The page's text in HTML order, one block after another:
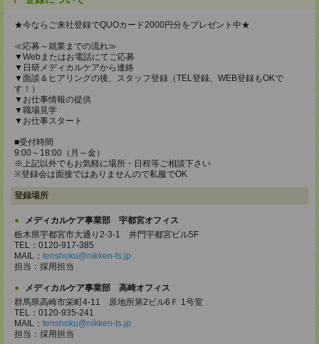
★今ならご来社登録でQUOカード2000円分をプレゼント中★
≪応募～就業までの流れ≫
▼Webまたはお電話にてご応募
▼日研メディカルケアから連絡
▼面談＆ヒアリングの後、スタッフ登録（TEL登録、WEB登録もOKで
す！）
▼お仕事情報の提供
▼職場見学
▼お仕事スタート
■受付時間
9:00～18:00（月～金）
※上記以外でもお気軽に場所・日程等ご相談下さい
※登録会は面接ではありませんので私服でOK
登録場所
メディカルケア事業部 宇都宮オフィス
栃木県宇都宮市大通り2-3-1 井門宇都宮ビル5F
TEL：0120-917-385
MAIL： tenshoku@nikken-ts.jp
担当：採用担当
メディカルケア事業部 高崎オフィス
群馬県高崎市栄町4-11 原地所第2ビル6Ｆ 1号室
TEL：0120-935-241
MAIL： tenshoku@nikken-ts.jp
担当：採用担当